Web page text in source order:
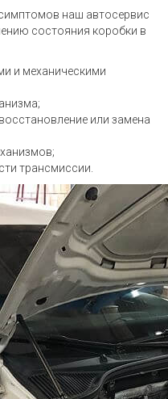
наш автосервис
состояния коробки в
и механическими
или замена
трансмиссии.